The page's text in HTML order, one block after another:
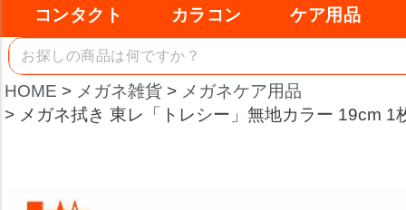
コンタクト カラコン ケア用品
HOME メガネ雑貨
メガネケア用品
メガネ拭き 東レ「トレシー」無地カラー 19cm 1